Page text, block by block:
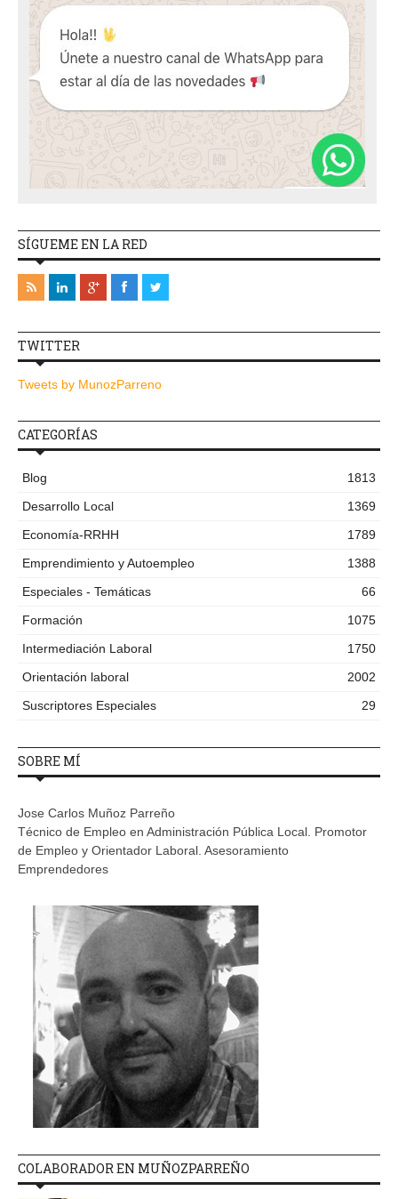
SÍGUEME EN LA RED
TWITTER
Tweets by MunozParreno
CATEGORÍAS
Blog
1813
Desarrollo Local
1369
Economía-RRHH
1789
Emprendimiento y Autoempleo
1388
Especiales - Temáticas
66
Formación
1075
Intermediación Laboral
1750
Orientación laboral
2002
Suscriptores Especiales
29
SOBRE MÍ
Jose Carlos Muñoz Parreño
Técnico de Empleo en Administración Pública Local. Promotor
de Empleo y Orientador Laboral. Asesoramiento
Emprendedores
COLABORADOR EN MUÑOZPARREÑO